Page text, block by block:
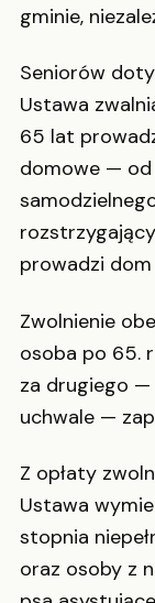
gminie,
Seniorów
Ustawa
65 lat
domowe — od
prowadzi
Zwolnienie
osoba po 65.
za drugiego
uchwale —
Z opłaty
Ustawa
stopnia
oraz osoby z